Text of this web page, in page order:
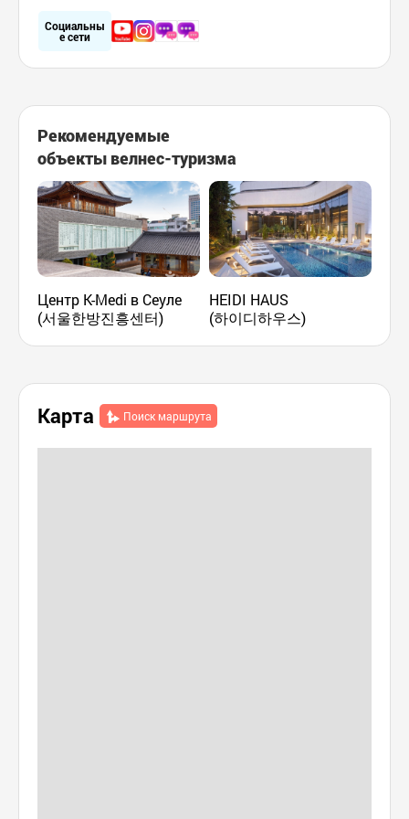
Социальны
е сети
Рекомендуемые
объекты велнес-туризма
Центр K-Medi в Сеуле
(서울한방진흥센터)
HEIDI HAUS
(하이디하우스)
Карта Поиск маршрута